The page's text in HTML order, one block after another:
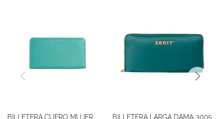
BILLETERA CUERO MUJER
BILLETERA LARGA DAMA 3005